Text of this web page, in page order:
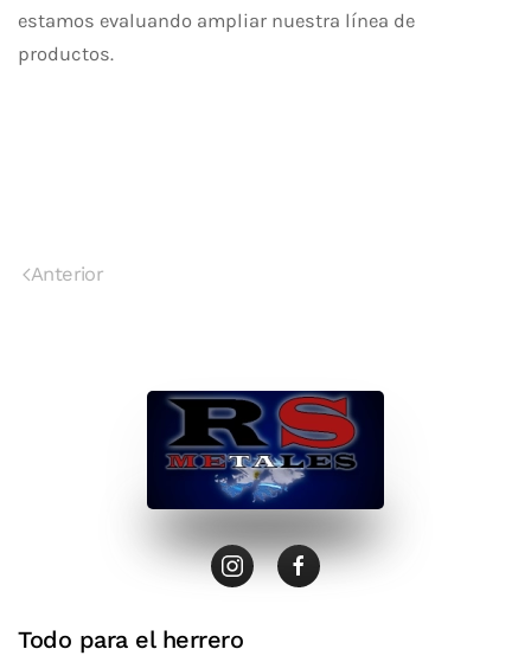
estamos evaluando ampliar nuestra línea de
productos.
Anterior
Todo para el herrero